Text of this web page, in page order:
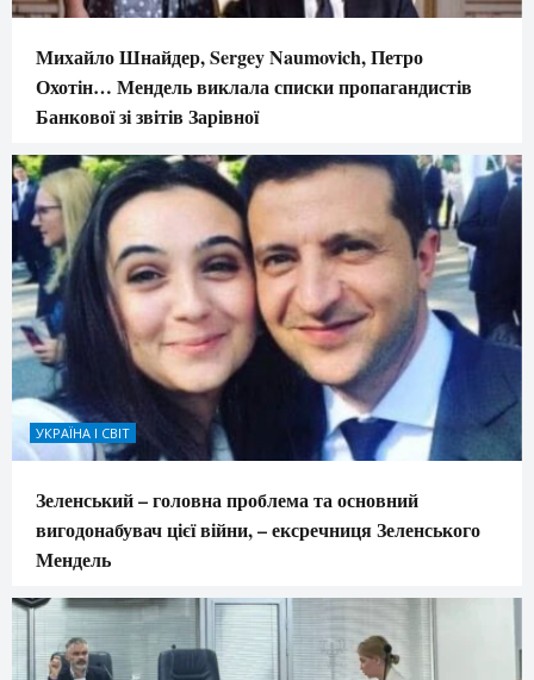
Михайло Шнайдер, Sergey Naumovich, Петро
Охотін… Мендель виклала списки пропагандистів
Банкової зі звітів Зарівної
УКРАЇНА І СВІТ
Зеленський – головна проблема та основний
вигодонабувач цієї війни, – ексречниця Зеленського
Мендель